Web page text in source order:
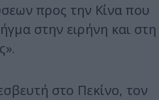
προς την Κίνα που
στην ειρήνη και στη
στο Πεκίνο, τον